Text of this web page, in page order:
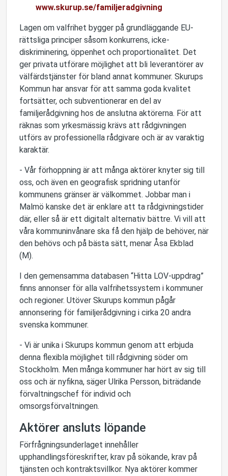
www.skurup.se/familjeradgivning
Lagen om valfrihet bygger på grundläggande EU-
rättsliga principer såsom konkurrens, icke-
diskriminering, öppenhet och proportionalitet. Det
ger privata utförare möjlighet att bli leverantörer av
välfärdstjänster för bland annat kommuner. Skurups
Kommun har ansvar för att samma goda kvalitet
fortsätter, och subventionerar en del av
familjerådgivning hos de anslutna aktörerna. För att
räknas som yrkesmässig krävs att rådgivningen
utförs av professionella rådgivare och är av varaktig
karaktär.
- Vår förhoppning är att många aktörer knyter sig till
oss, och även en geografisk spridning utanför
kommunens gränser är välkommet. Jobbar man i
Malmö kanske det är enklare att ta rådgivningstider
där, eller så är ett digitalt alternativ bättre. Vi vill att
våra kommuninvånare ska få den hjälp de behöver, när
den behövs och på bästa sätt, menar Åsa Ekblad
(M).
I den gemensamma databasen “Hitta LOV-uppdrag”
finns annonser för alla valfrihetssystem i kommuner
och regioner. Utöver Skurups kommun pågår
annonsering för familjerådgivning i cirka 20 andra
svenska kommuner.
- Vi är unika i Skurups kommun genom att erbjuda
denna flexibla möjlighet till rådgivning söder om
Stockholm. Men många kommuner har hört av sig till
oss och är nyfikna, säger Ulrika Persson, biträdande
förvaltningschef för individ och
omsorgsförvaltningen.
Aktörer ansluts löpande
Förfrågningsunderlaget innehåller
upphandlingsföreskrifter, krav på sökande, krav på
tjänsten och kontraktsvillkor. Nya aktörer kommer